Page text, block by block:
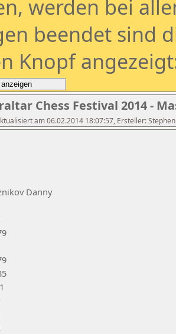
werden bei
beendet sind
Knopf
Chess Festival 2014 -
am 06.02.2014 18:07:57, Ersteller:
Danny